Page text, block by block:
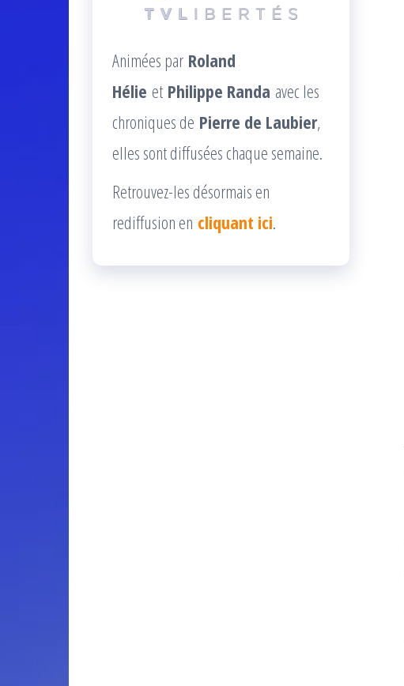
Animées par Roland
Hélie et Philippe Randa avec les
chroniques de Pierre de Laubier,
elles sont diffusées chaque semaine.
Retrouvez-les désormais en
rediffusion en cliquant ici.